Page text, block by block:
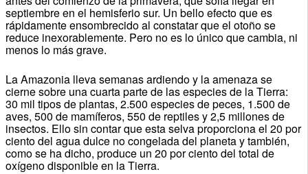
septiembre en el hemisferio sur. Un bello efecto que es
rápidamente ensombrecido al constatar que el otoño se
reduce inexorablemente. Pero no es lo único que cambia, ni
menos lo más grave.
La Amazonia lleva semanas ardiendo y la amenaza se
cierne sobre una cuarta parte de las especies de la Tierra:
30 mil tipos de plantas, 2.500 especies de peces, 1.500 de
aves, 500 de mamíferos, 550 de reptiles y 2,5 millones de
insectos. Ello sin contar que esta selva proporciona el 20 por
ciento del agua dulce no congelada del planeta y también,
como se ha dicho, produce un 20 por ciento del total de
oxígeno disponible en la Tierra.